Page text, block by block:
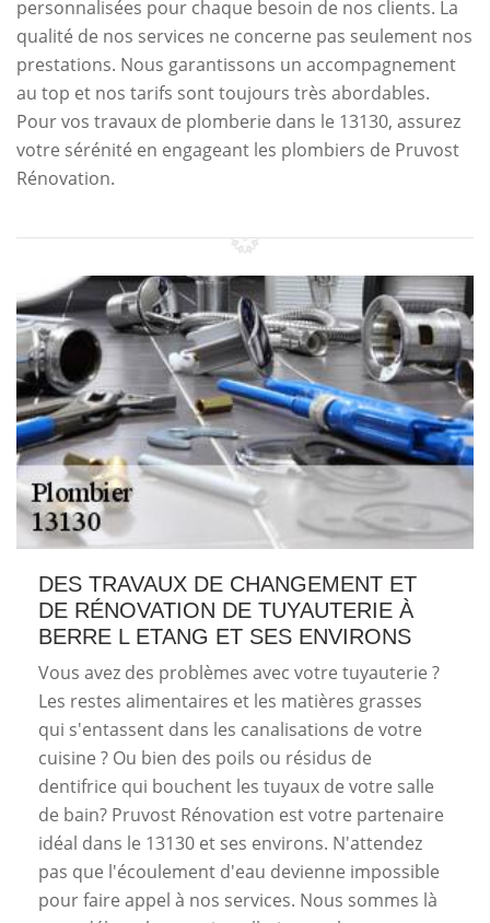
personnalisées pour chaque besoin de nos clients. La
qualité de nos services ne concerne pas seulement nos
prestations. Nous garantissons un accompagnement
au top et nos tarifs sont toujours très abordables.
Pour vos travaux de plomberie dans le 13130, assurez
votre sérénité en engageant les plombiers de Pruvost
Rénovation.
DES TRAVAUX DE CHANGEMENT ET
DE RÉNOVATION DE TUYAUTERIE À
BERRE L ETANG ET SES ENVIRONS
Vous avez des problèmes avec votre tuyauterie ?
Les restes alimentaires et les matières grasses
qui s'entassent dans les canalisations de votre
cuisine ? Ou bien des poils ou résidus de
dentifrice qui bouchent les tuyaux de votre salle
de bain? Pruvost Rénovation est votre partenaire
idéal dans le 13130 et ses environs. N'attendez
pas que l'écoulement d'eau devienne impossible
pour faire appel à nos services. Nous sommes là